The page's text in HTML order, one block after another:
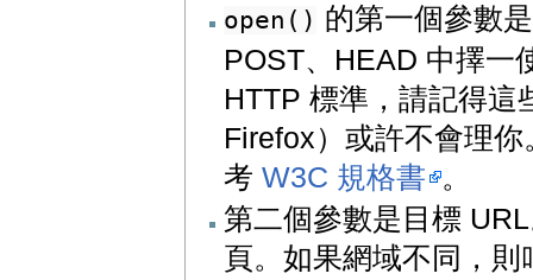
open() 的第一個參數
POST、HEAD 中擇一
HTTP 標準，請記得這
Firefox）或許不會理
考 W3C 規格書 。
第二個參數是目標
頁。如果網域不同，